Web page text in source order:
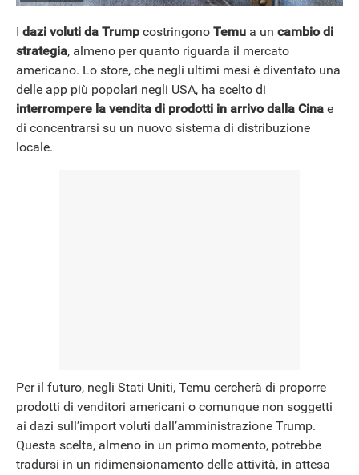
NEWS
I dazi voluti da Trump costringono Temu a un cambio di
strategia, almeno per quanto riguarda il mercato
americano. Lo store, che negli ultimi mesi è diventato una
delle app più popolari negli USA, ha scelto di
interrompere la vendita di prodotti in arrivo dalla Cina e
di concentrarsi su un nuovo sistema di distribuzione
locale.
Per il futuro, negli Stati Uniti, Temu cercherà di proporre
prodotti di venditori americani o comunque non soggetti
ai dazi sull’import voluti dall’amministrazione Trump.
Questa scelta, almeno in un primo momento, potrebbe
tradursi in un ridimensionamento delle attività, in attesa